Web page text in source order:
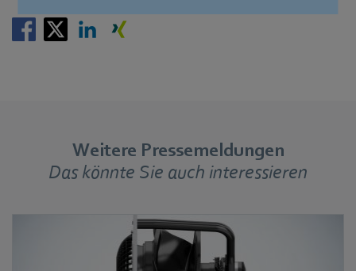
Weitere Pressemeldungen
Das könnte Sie auch interessieren